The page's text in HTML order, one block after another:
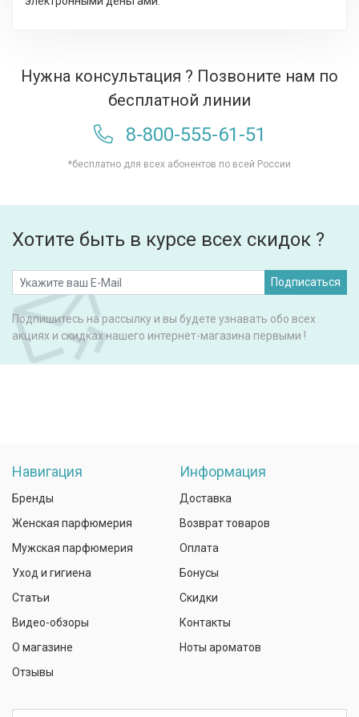
Нужна консультация ? Позвоните нам по
бесплатной линии
8-800-555-61-51
*бесплатно для всех абонентов по всей России
Хотите быть в курсе всех скидок ?
Подписаться
Подпишитесь на рассылку и вы будете узнавать обо всех
акциях и скидках нашего интернет-магазина первыми !
Навигация
Бренды
Женская парфюмерия
Мужская парфюмерия
Уход и гигиена
Статьи
Видео-обзоры
О магазине
Отзывы
Информация
Доставка
Возврат товаров
Оплата
Бонусы
Скидки
Контакты
Ноты ароматов